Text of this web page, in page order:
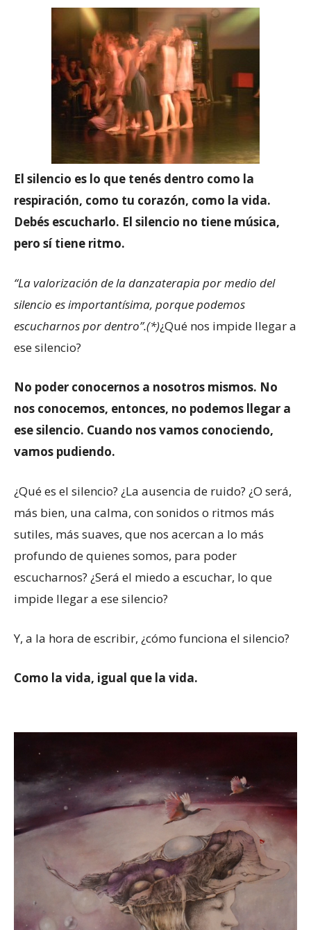
El silencio es lo que tenés dentro como la
respiración, como tu corazón, como la vida.
Debés escucharlo. El silencio no tiene música,
pero sí tiene ritmo.
“La valorización de la danzaterapia por medio del
silencio es importantísima, porque podemos
escucharnos por dentro”.(*)¿Qué nos impide llegar a
ese silencio?
No poder conocernos a nosotros mismos. No
nos conocemos, entonces, no podemos llegar a
ese silencio. Cuando nos vamos conociendo,
vamos pudiendo.
¿Qué es el silencio? ¿La ausencia de ruido? ¿O será,
más bien, una calma, con sonidos o ritmos más
sutiles, más suaves, que nos acercan a lo más
profundo de quienes somos, para poder
escucharnos? ¿Será el miedo a escuchar, lo que
impide llegar a ese silencio?
Y, a la hora de escribir, ¿cómo funciona el silencio?
Como la vida, igual que la vida.